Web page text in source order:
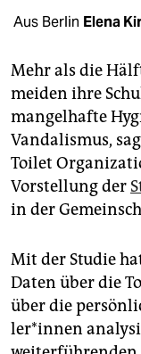
unterstützen
abo
genossenschaft
epaper login
Aus Berlin Elena
Mehr als die
meiden ihre
mangelhafte
Vandalismus,
Toilet
Vorstellung der
in der
Mit der Studie
Daten über die
über die
le­r*in­nen